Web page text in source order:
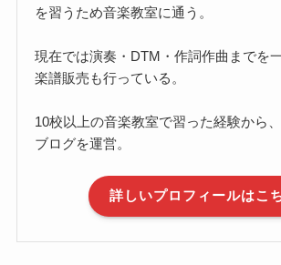
を習うため音楽教室に通う。
現在では演奏・DTM・作詞作曲までを
楽譜販売も行っている。
10校以上の音楽教室で習った経験から
ブログを運営。
詳しいプロフィールはこ